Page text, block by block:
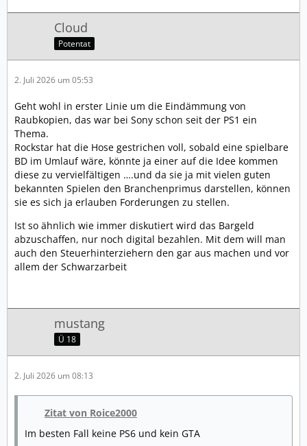
Cloud
Potentat
2. Juli 2026 um 05:53
Geht wohl in erster Linie um die Eindämmung von
Raubkopien, das war bei Sony schon seit der PS1 ein
Thema.
Rockstar hat die Hose gestrichen voll, sobald eine spielbare
BD im Umlauf wäre, könnte ja einer auf die Idee kommen
diese zu vervielfältigen ….und da sie ja mit vielen guten
bekannten Spielen den Branchenprimus darstellen, können
sie es sich ja erlauben Forderungen zu stellen.
Ist so ähnlich wie immer diskutiert wird das Bargeld
abzuschaffen, nur noch digital bezahlen. Mit dem will man
auch den Steuerhinterziehern den gar aus machen und vor
allem der Schwarzarbeit
mustang
Ü 18
2. Juli 2026 um 08:13
Zitat von Roice2000
Im besten Fall keine PS6 und kein GTA